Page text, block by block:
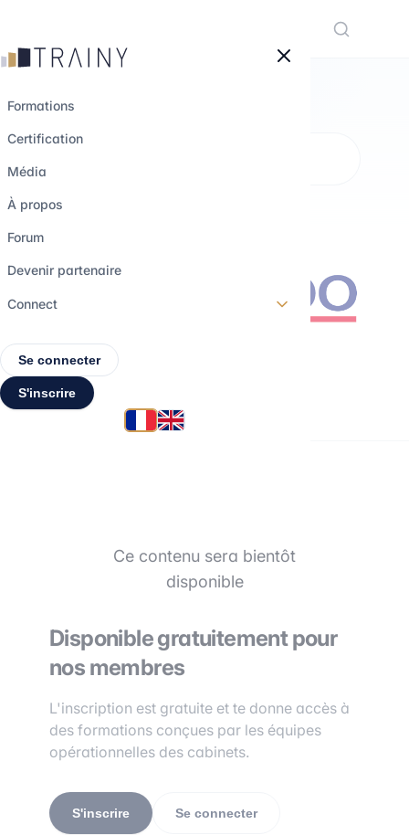
Formations
Certification
Média
À propos
Forum
Devenir partenaire
Connect
Se connecter
S'inscrire
MÉTHODOLOGIE DE DIAGNOSTIC
Cartographie de
Intermédiaire
Ce contenu sera bientôt
disponible
Disponible gratuitement pour
nos membres
L'inscription est gratuite et te donne accès à
des formations conçues par les équipes
opérationnelles des cabinets.
S'inscrire Se connecter